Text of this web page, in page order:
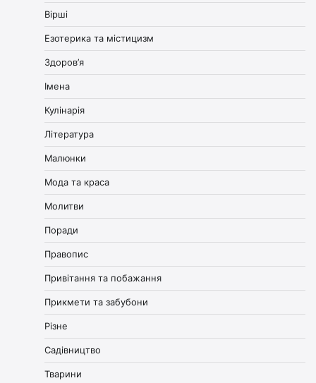
Вірші
Езотерика та містицизм
Здоров’я
Імена
Кулінарія
Література
Малюнки
Мода та краса
Молитви
Поради
Правопис
Привітання та побажання
Прикмети та забубони
Різне
Садівництво
Тварини